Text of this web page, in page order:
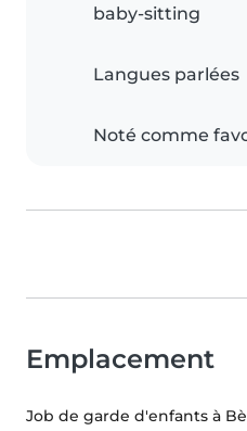
baby-sitting
Langues parlées
Noté comme
Emplacement
Job de garde d'enfants à